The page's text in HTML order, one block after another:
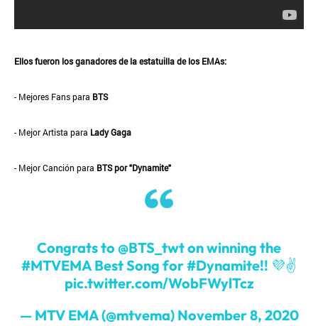
Ellos fueron los ganadores de la estatuilla de los EMAs:
- Mejores Fans para BTS
- Mejor Artista para Lady Gaga
- Mejor Canción para BTS por "Dynamite"
Congrats to @BTS_twton winning the
#MTVEMA Best Song for#Dynamite!! 💜✌
pic.twitter.com/WobFWylTcz
— MTV EMA (@mtvema) November 8, 2020